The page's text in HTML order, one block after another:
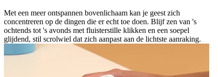
Met een meer ontspannen bovenlichaam kan je geest zich
concentreren op de dingen die er echt toe doen. Blijf zen van 's
ochtends tot 's avonds met fluisterstille klikken en een soepel
glijdend, stil scrolwiel dat zich aanpast aan de lichtste aanraking.